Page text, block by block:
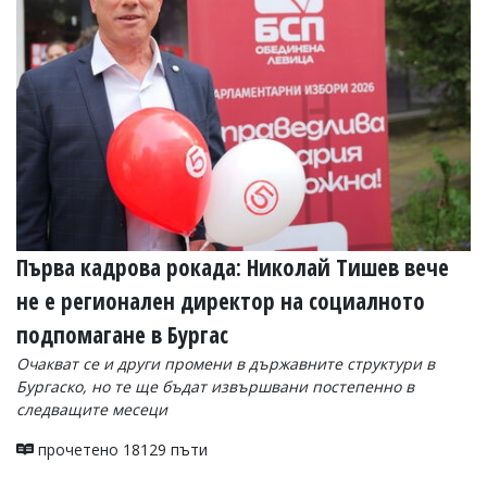
Първа кадрова рокада: Николай Тишев вече
не е регионален директор на социалното
подпомагане в Бургас
Очакват се и други промени в държавните структури в
Бургаско, но те ще бъдат извършвани постепенно в
следващите месеци
прочетено 18129 пъти